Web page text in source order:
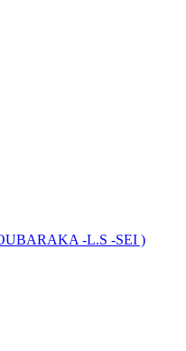
-L.S -SEI )